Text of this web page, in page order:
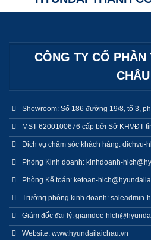
CÔNG TY CỔ PHẦN
CHÂU
Showroom: Số 186 đường 19/8, tổ 3,
MST 6200100676 cấp bởi Sở KHVĐT
Dich vụ chăm sóc khách hàng: dichvu-
Phòng Kinh doanh: kinhdoanh-
Phòng Kế toán: ketoan-
Trưởng phòng kinh doanh: saleadmin-
Giám đốc đại lý: giamdoc-
Website: www.hyundailaichau.vn